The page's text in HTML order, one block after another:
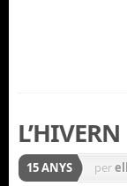
L’HIVERN
15 ANYS per